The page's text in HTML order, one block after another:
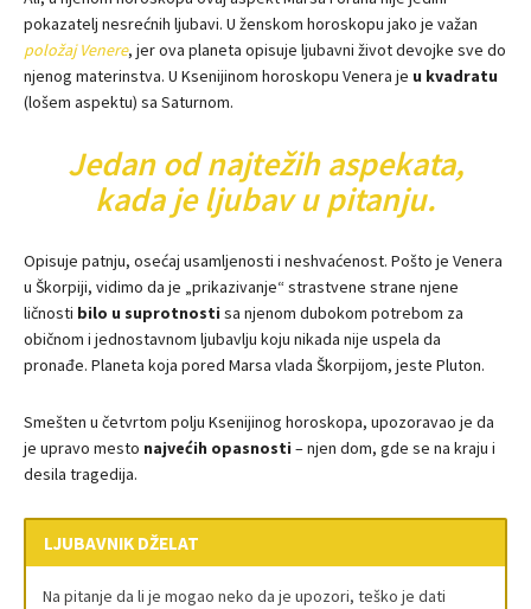
pokazatelj nesrećnih ljubavi. U ženskom horoskopu jako je važan
položaj Venere, jer ova planeta opisuje ljubavni život devojke sve do
njenog materinstva. U Ksenijinom horoskopu Venera je u kvadratu
(lošem aspektu) sa Saturnom.
Jedan od najtežih aspekata,
kada je ljubav u pitanju.
Opisuje patnju, osećaj usamljenosti i neshvaćenost. Pošto je Venera
u Škorpiji, vidimo da je „prikazivanje“ strastvene strane njene
ličnosti bilo u suprotnosti sa njenom dubokom potrebom za
običnom i jednostavnom ljubavlju koju nikada nije uspela da
pronađe. Planeta koja pored Marsa vlada Škorpijom, jeste Pluton.
Smešten u četvrtom polju Ksenijinog horoskopa, upozoravao je da
je upravo mesto najvećih opasnosti – njen dom, gde se na kraju i
desila tragedija.
LJUBAVNIK DŽELAT
Na pitanje da li je mogao neko da je upozori, teško je dati